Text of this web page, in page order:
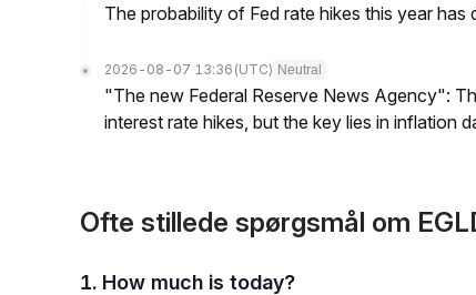
The probability of Fed rate hikes this year
2026-08-07 13:36 (UTC) Neutral
"The new Federal Reserve News Agency":
interest rate hikes, but the key lies in inflation
Ofte stillede spørgsmål om
1. How much is today?